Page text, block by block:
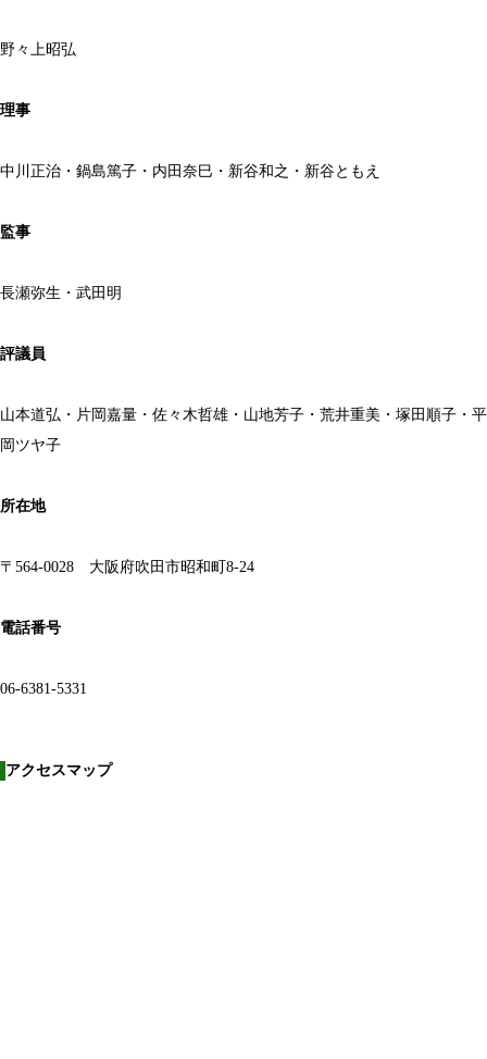
野々上昭弘
理事
中川正治・鍋島篤子・内田奈巳・新谷和之・新谷ともえ
監事
長瀬弥生・武田明
評議員
山本道弘・片岡嘉量・佐々木哲雄・山地芳子・荒井重美・塚田順子・平
岡ツヤ子
所在地
〒564-0028 大阪府吹田市昭和町8-24
電話番号
06-6381-5331
アクセスマップ